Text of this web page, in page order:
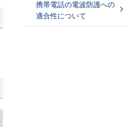
携帯電話の電波防護への
適合性について